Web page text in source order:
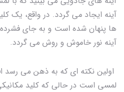
آینه ایجاد می گردد. در واقع، یک
ها پنهان شده است و به جای
آینه نور خاموش و روش می گردد.
اولین نکته ای که به ذهن می رسد
لمسی است در حالی که کلید